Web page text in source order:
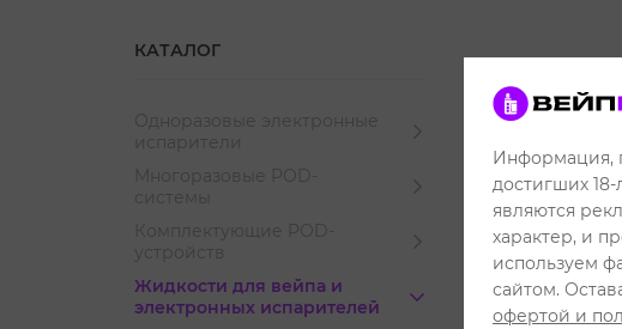
КАТАЛОГ
Одноразовые электронные
испарители
Многоразовые POD-
системы
Комплектующие POD-
устройств
Жидкости для вейпа и
электронных испарителей
Husky
Информация,
достигших
являются
характер, и
используем
сайтом.
офертой и